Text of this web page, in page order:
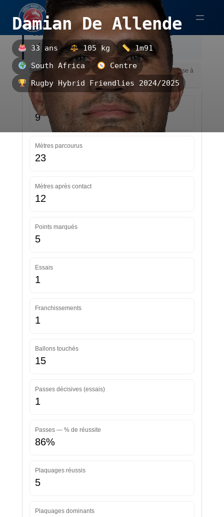
Aller
contenu
Damian De Allende
33 ans 105 kg
1m91
South Africa
Centre
Rugby Hybrid Friendlies 2024/2025
Damian De Allende est un centre sud-
africain.
Statistiques — Rugby Hybrid Friendlies 2024/2025 — Mise à
jour le 22/11/2025 00:00
Courses
9
Mètres parcourus
23
Mètres après contact
12
Points marqués
5
Essais
1
Franchissements
1
Ballons touchés
15
Passes décisives (essais)
1
Passes — % de réussite
86%
Plaquages réussis
5
Plaquages dominants